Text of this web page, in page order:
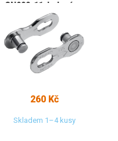
CN900-11, balení po
2ks
260 Kč
Skladem 1–4 kusy